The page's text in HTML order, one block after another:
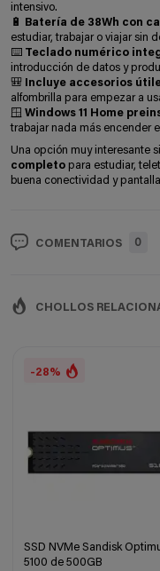
intensivo.
🔋
Batería de 38Wh con
estudiar, trabajar o viajar sin
⌨️ Teclado numérico
introducción de datos y
🎒
Incluye accesorios
alfombrilla para empezar a
🪟 Windows 11 Home
trabajar nada más encender
Una opción muy interesante
completo para estudiar,
buena conectividad y
COMENTARIOS 0
CHOLLOS
-28%
SSD NVMe Sandisk
5100 de 500GB